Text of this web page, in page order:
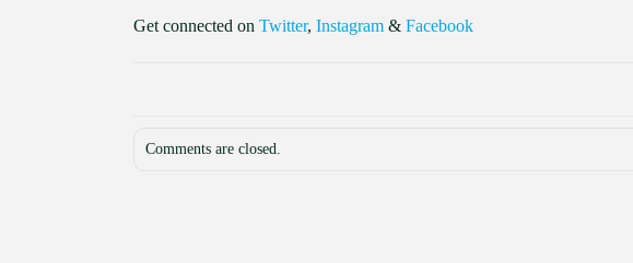
Get connected on Twitter, Instagram & Facebook
Comments are closed.